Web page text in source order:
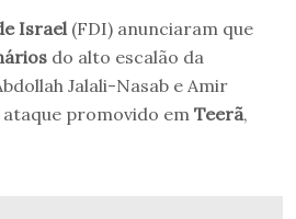
Israel(FDI) anunciaram que
do alto escalão da
Jalali-Nasab e Amir
promovido em Teerã,